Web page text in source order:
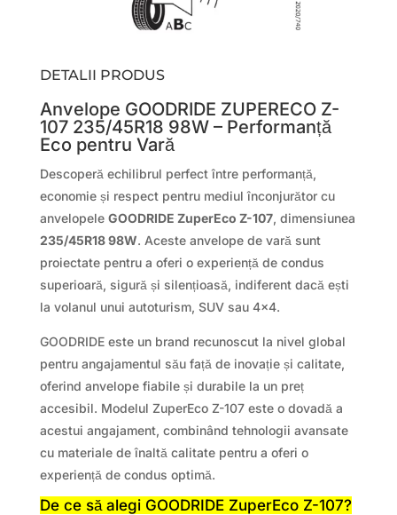
DETALII PRODUS
Anvelope GOODRIDE ZUPERECO Z-
107 235/45R18 98W – Performanță
Eco pentru Vară
Descoperă echilibrul perfect între performanță,
economie și respect pentru mediul înconjurător cu
anvelopele GOODRIDE ZuperEco Z-107, dimensiunea
235/45R18 98W. Aceste anvelope de vară sunt
proiectate pentru a oferi o experiență de condus
superioară, sigură și silențioasă, indiferent dacă ești
la volanul unui autoturism, SUV sau 4×4.
GOODRIDE este un brand recunoscut la nivel global
pentru angajamentul său față de inovație și calitate,
oferind anvelope fiabile și durabile la un preț
accesibil. Modelul ZuperEco Z-107 este o dovadă a
acestui angajament, combinând tehnologii avansate
cu materiale de înaltă calitate pentru a oferi o
experiență de condus optimă.
De ce să alegi GOODRIDE ZuperEco Z-107?